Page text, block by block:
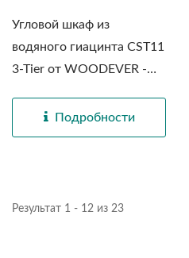
Угловой шкаф из
водяного гиацинта CST11
3-Tier от WOODEVER -
Подробности
Результат 1 - 12 из 23